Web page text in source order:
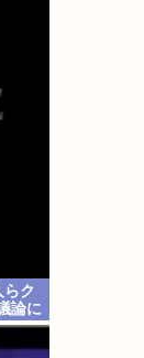
らク
論に